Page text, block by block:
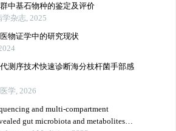
中基石物种的鉴定及评价
杂志, 2025
物证学中的研究现状
测序技术快速诊断海分枝杆菌手部感
学, 2026
and multi-compartment
gut microbiota and metabolites